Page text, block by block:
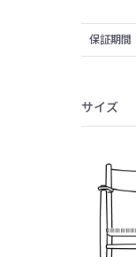
保証期間
サイズ